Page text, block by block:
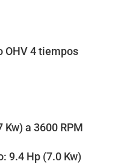
OHV 4 tiempos
a 3600 RPM
9.4 Hp (7.0 Kw)